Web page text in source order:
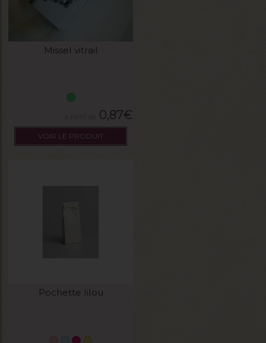
Missel vitrail
0,87€
VOIR LE PRODUIT
Pochette lilou